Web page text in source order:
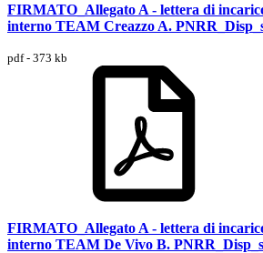
FIRMATO_Allegato A - lettera di
interno TEAM Creazzo A.
pdf - 373 kb
FIRMATO_Allegato A - lettera di
interno TEAM De Vivo B.